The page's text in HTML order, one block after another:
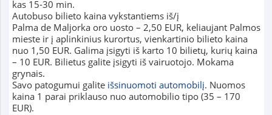
kas 15-30 min.
Autobuso bilieto kaina vykstantiems iš/į
Palma de Maljorka oro uosto – 2,50 EUR, keliaujant Palmos
mieste ir į aplinkinius kurortus, vienkartinio bilieto kaina
nuo 1,50 EUR. Galima įsigyti iš karto 10 bilietų, kurių kaina
– 10 EUR. Bilietus galite įsigyti iš vairuotojo. Mokama
grynais.
Savo patogumui galite išsinuomoti automobilį. Nuomos
kaina 1 parai priklauso nuo automobilio tipo (35 – 170
EUR).